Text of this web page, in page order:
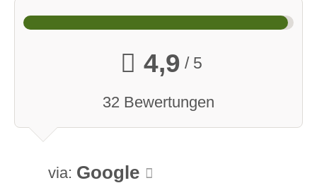
4,9 / 5
32 Bewertungen
via: Google